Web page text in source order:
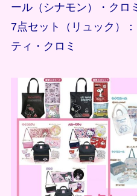
ール（シナモン）・クロ
7点セット（リュック）
ティ・クロミ